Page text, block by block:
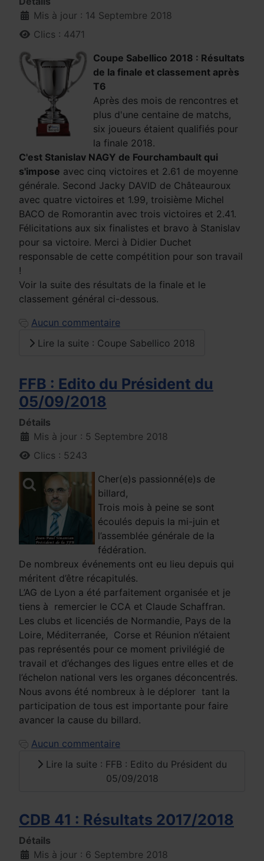
Mis à jour : 14 Septembre 2018
Clics : 4471
Coupe Sabellico 2018 : Résultats
de la finale et classement après
T6
Après des mois de rencontres et
plus d'une centaine de matchs,
six joueurs étaient qualifiés pour
la finale 2018.
C'est Stanislav NAGY de Fourchambault qui
s'impose avec cinq victoires et 2.61 de moyenne
générale. Second Jacky DAVID de Châteauroux
avec quatre victoires et 1.99, troisième Michel
BACO de Romorantin avec trois victoires et 2.41.
Félicitations aux six finalistes et bravo à Stanislav
pour sa victoire. Merci à Didier Duchet
responsable de cette compétition pour son travail
!
Voir la suite des résultats de la finale et le
classement général ci-dessous.
Aucun commentaire
Lire la suite : Coupe Sabellico 2018
FFB : Edito du Président du
05/09/2018
Détails
Mis à jour : 5 Septembre 2018
Clics : 5243
Cher(e)s passionné(e)s de
billard,
Trois mois à peine se sont
écoulés depuis la mi-juin et
l’assemblée générale de la
fédération.
De nombreux événements ont eu lieu depuis qui
méritent d’être récapitulés.
L’AG de Lyon a été parfaitement organisée et je
tiens à remercier le CCA et Claude Schaffran.
Les clubs et licenciés de Normandie, Pays de la
Loire, Méditerranée, Corse et Réunion n’étaient
pas représentés pour ce moment privilégié de
travail et d’échanges des ligues entre elles et de
l’échelon national vers les organes déconcentrés.
Nous avons été nombreux à le déplorer tant la
participation de tous est importante pour faire
avancer la cause du billard.
Aucun commentaire
Lire la suite : FFB : Edito du Président du
05/09/2018
CDB 41 : Résultats 2017/2018
Détails
Mis à jour : 6 Septembre 2018